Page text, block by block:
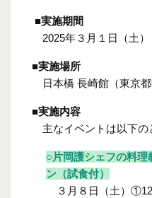
■実施期間
2025年３月１日（土）
■実施場所
日本橋 長崎館（東京都
■実施内容
主なイベントは以下の
○片岡護シェフの料
ン（試食付）
３月８日（土）